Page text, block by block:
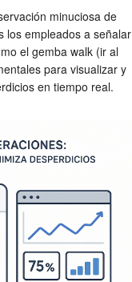
minuciosa de
los empleados a señalar
el gemba walk (ir al
para visualizar y
en tiempo real.